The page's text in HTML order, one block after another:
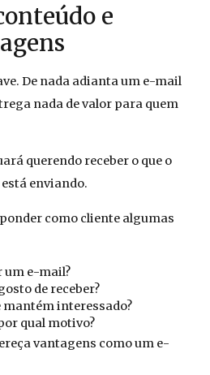
e
De nada adianta um e-mail
nada de valor para quem
querendo receber o que o
enviando.
como cliente algumas
um e-mail?
de receber?
mantém interessado?
qual motivo?
vantagens como um e-